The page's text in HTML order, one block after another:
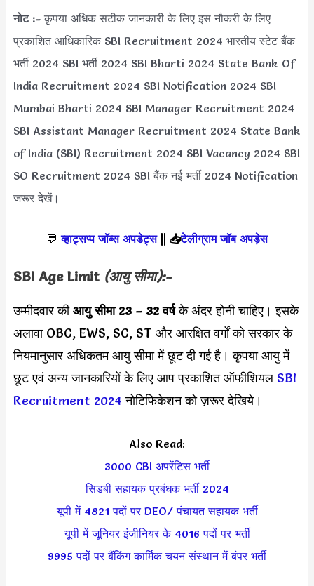
नोट :-कृपया अधिक सटीक जानकारी के लिए इस नौकरी के लिए
प्रकाशित आधिकारिक SBI Recruitment 2024 भारतीय स्टेट बैंक
भर्ती 2024 SBI भर्ती 2024 SBI Bharti 2024 State Bank Of
India Recruitment 2024 SBI Notification 2024 SBI
Mumbai Bharti 2024 SBI Manager Recruitment 2024
SBI Assistant Manager Recruitment 2024 State Bank
of India (SBI) Recruitment 2024 SBI Vacancy 2024 SBI
SO Recruitment 2024 SBI बैंक नई भर्ती 2024 Notification
जरूर देखें।
💬 व्हाट्सप्प जॉब्स अपडेट्स|| 📥टेलीग्राम जॉब अपड़ेस
SBI Age Limit (आयु सीमा):-
उम्मीदवार कीआयु सीमा 23 – 32 वर्षके अंदर होनी चाहिए। इसके
अलावा OBC, EWS, SC, ST और आरक्षित वर्गों को सरकार के
नियमानुसार अधिकतम आयु सीमा में छूट दी गई है। कृपया आयु में
छूट एवं अन्य जानकारियों के लिए आप प्रकाशित ऑफीशियल SBI
Recruitment 2024 नोटिफिकेशन को ज़रूर देखिये।
Also Read:
3000 CBI अपरेंटिस भर्ती
सिडबी सहायक प्रबंधक भर्ती 2024
यूपी में 4821 पदों पर DEO/ पंचायत सहायक भर्ती
यूपी में जूनियर इंजीनियर के 4016 पदों पर भर्ती
9995 पदों पर बैंकिंग कार्मिक चयन संस्थान में बंपर भर्ती